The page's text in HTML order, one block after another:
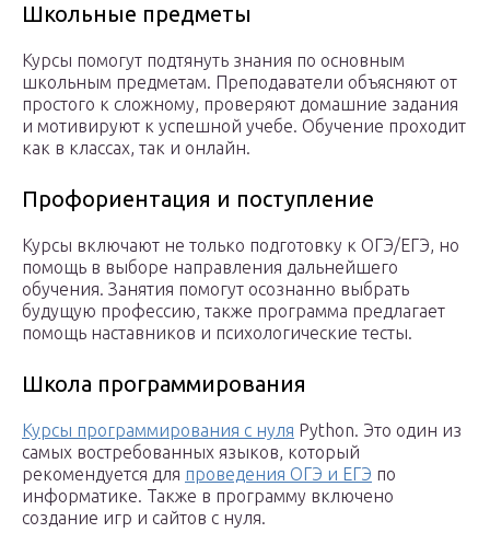
Школьные предметы
Курсы помогут подтянуть знания по основным
школьным предметам. Преподаватели объясняют от
простого к сложному, проверяют домашние задания
и мотивируют к успешной учебе. Обучение проходит
как в классах, так и онлайн.
Профориентация и поступление
Курсы включают не только подготовку к ОГЭ/ЕГЭ, но
помощь в выборе направления дальнейшего
обучения. Занятия помогут осознанно выбрать
будущую профессию, также программа предлагает
помощь наставников и психологические тесты.
Школа программирования
Курсы программирования с нуля Python. Это один из
самых востребованных языков, который
рекомендуется для проведения ОГЭ и ЕГЭ по
информатике. Также в программу включено
создание игр и сайтов с нуля.